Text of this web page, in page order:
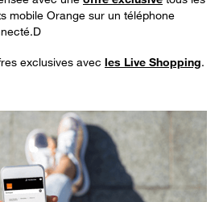
mobile Orange sur un téléphone
exclusives avec les Live Shopping.